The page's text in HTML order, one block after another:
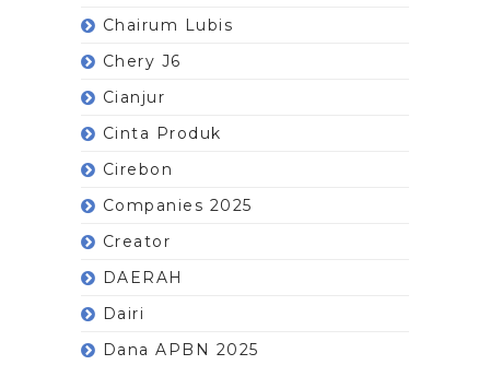
Chairum Lubis
Chery J6
Cianjur
Cinta Produk
Cirebon
Companies 2025
Creator
DAERAH
Dairi
Dana APBN 2025